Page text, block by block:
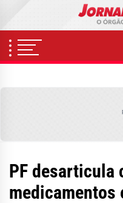
content
PF desarticula
medicamentos